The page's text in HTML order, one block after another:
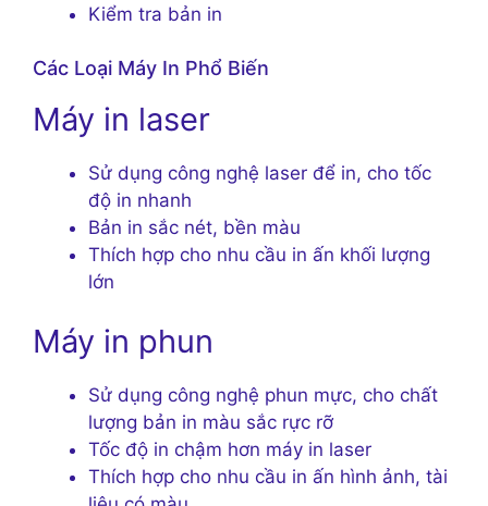
Kiểm tra bản in
Các Loại Máy In Phổ Biến
Máy in laser
Sử dụng công nghệ laser để in, cho tốc
độ in nhanh
Bản in sắc nét, bền màu
Thích hợp cho nhu cầu in ấn khối lượng
lớn
Máy in phun
Sử dụng công nghệ phun mực, cho chất
lượng bản in màu sắc rực rỡ
Tốc độ in chậm hơn máy in laser
Thích hợp cho nhu cầu in ấn hình ảnh, tài